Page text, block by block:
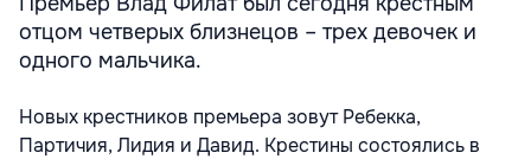
отцом четверых близнецов – трех девочек и
одного мальчика.
Новых крестников премьера зовут Ребекка,
Партичия, Лидия и Давид. Крестины состоялись в